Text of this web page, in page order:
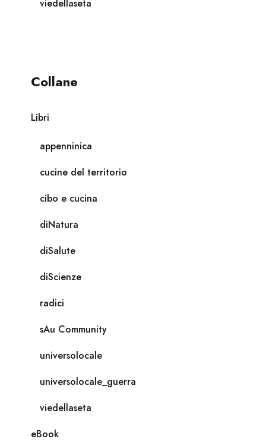
viedellaseta
Collane
Libri
appenninica
cucine del territorio
cibo e cucina
diNatura
diSalute
diScienze
radici
sAu Community
universolocale
universolocale_guerra
viedellaseta
eBook